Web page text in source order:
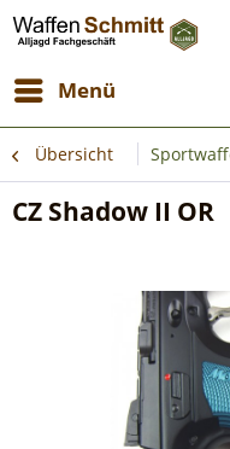
Menü
Übersicht
CZ Shadow II OR